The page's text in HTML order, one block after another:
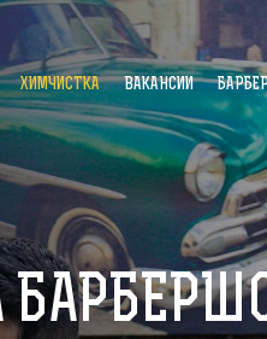
ХИМЧИСТКА ВАКАНСИИ